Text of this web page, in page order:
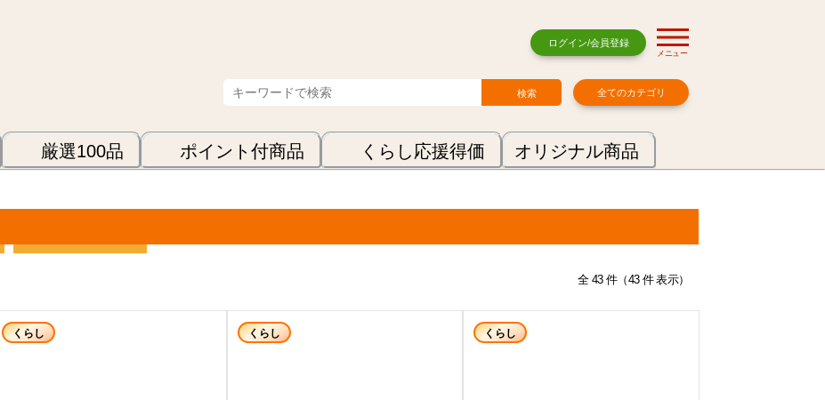
ログイン/会員登録
メニュー
全てのカテゴリ
厳選100品 ポイント付商品 くらし応援得価 オリジナル商品
全 43 件（43 件 表示）
くらし くらし くらし